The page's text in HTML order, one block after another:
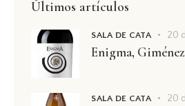
Últimos artículos
SALA DE CATA 20
Enigma,
SALA DE CATA 20